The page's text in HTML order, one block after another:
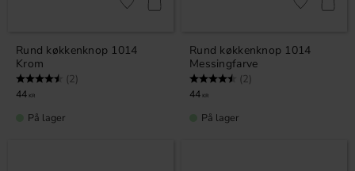
Rund køkkenknop 1014
Krom
Vurdering: (2)
44 KR
Gem som favorit
På lager
Rund køkkenknop 1014
Messingfarve
Vurdering: (2)
44 KR
Gem som
På lager